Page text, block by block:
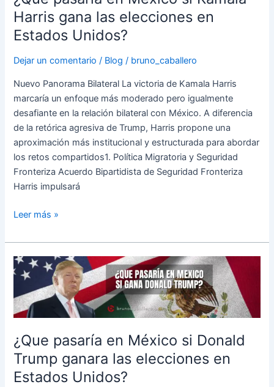
Harris gana las elecciones en
Estados Unidos?
Dejar un comentario / Blog / bruno_caballero
Nuevo Panorama Bilateral La victoria de Kamala Harris
marcaría un enfoque más moderado pero igualmente
desafiante en la relación bilateral con México. A diferencia
de la retórica agresiva de Trump, Harris propone una
aproximación más institucional y estructurada para abordar
los retos compartidos1. Política Migratoria y Seguridad
Fronteriza Acuerdo Bipartidista de Seguridad Fronteriza
Harris impulsará
Harris
gana
las
en
Estados
Unidos?
Leer más »
¿Que pasaría en México si Donald
Trump ganara las elecciones en
Estados Unidos?
¿Que
pasaría
en
México
si
Donald
Trump
ganara
las